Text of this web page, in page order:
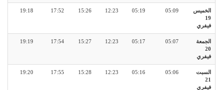
الخميس
19
فيفري
05:09
05:19
12:23
15:26
17:52
19:18
الجمعة
20
فيفري
05:07
05:17
12:23
15:27
17:54
19:19
السبت
21
فيفري
05:06
05:16
12:23
15:28
17:55
19:20